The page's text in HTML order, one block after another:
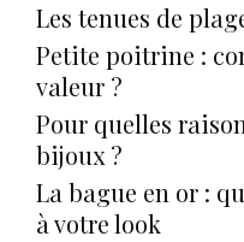
Les tenues de
Petite poitrine :
valeur ?
Pour quelles
bijoux ?
La bague en or :
à votre look